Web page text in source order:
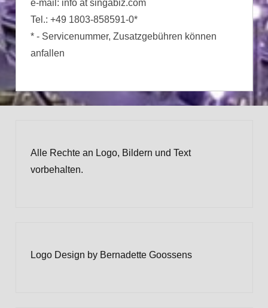
e-mail: info at singabiz.com
Tel.: +49 1803-858591-0*
* - Servicenummer, Zusatzgebühren können
anfallen
Alle Rechte an Logo, Bildern und Text
vorbehalten.
Logo Design by Bernadette Goossens